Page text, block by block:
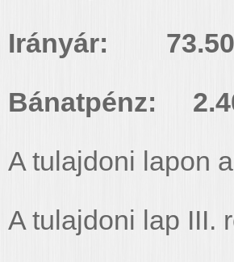
Irányár:
Bánatpénz:
A tulajdoni lapon
A tulajdoni lap III.